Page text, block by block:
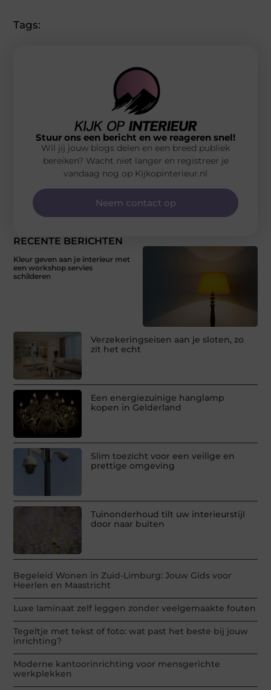
Tags:
RECENTE BERICHTEN
Kleur geven aan je interieur met
een workshop servies
schilderen
Verzekeringseisen aan je sloten, zo
zit het echt
Een energiezuinige hanglamp
kopen in Gelderland
Slim toezicht voor een veilige en
prettige omgeving
Tuinonderhoud tilt uw interieurstijl
door naar buiten
Begeleid Wonen in Zuid-Limburg: Jouw Gids voor
Heerlen en Maastricht
Luxe laminaat zelf leggen zonder veelgemaakte fouten
Tegeltje met tekst of foto: wat past het beste bij jouw
inrichting?
Moderne kantoorinrichting voor mensgerichte
werkplekken
Stuur ons een bericht en we reageren snel!
Wil jij jouw blogs delen en een breed publiek
bereiken? Wacht niet langer en registreer je
vandaag nog op Kijkopinterieur.nl
Neem contact op